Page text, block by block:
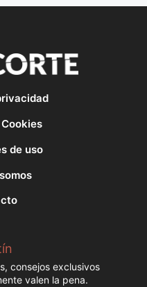
de uso
consejos exclusivos
valen la pena.